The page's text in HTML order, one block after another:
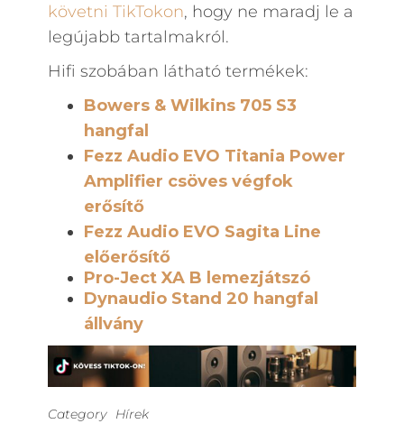
követni TikTokon, hogy ne maradj le a
legújabb tartalmakról.
Hifi szobában látható termékek:
Bowers & Wilkins 705 S3
hangfal
Fezz Audio EVO Titania Power
Amplifier csöves végfok
erősítő
Fezz Audio EVO Sagita Line
előerősítő
Pro-Ject XA B lemezjátszó
Dynaudio Stand 20 hangfal
állvány
Category
Hírek